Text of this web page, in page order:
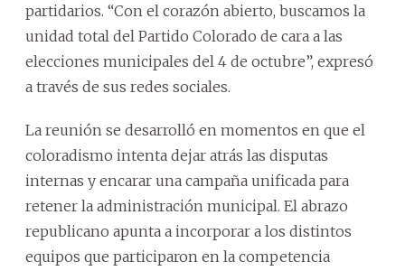
partidarios. “Con el corazón abierto, buscamos la
unidad total del Partido Colorado de cara a las
elecciones municipales del 4 de octubre”, expresó
a través de sus redes sociales.
La reunión se desarrolló en momentos en que el
coloradismo intenta dejar atrás las disputas
internas y encarar una campaña unificada para
retener la administración municipal. El abrazo
republicano apunta a incorporar a los distintos
equipos que participaron en la competencia